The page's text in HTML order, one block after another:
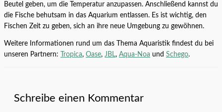
Beutel geben, um die Temperatur anzupassen. Anschließend kannst du
die Fische behutsam in das Aquarium entlassen. Es ist wichtig, den
Fischen Zeit zu geben, sich an ihre neue Umgebung zu gewöhnen.
Weitere Informationen rund um das Thema Aquaristik findest du bei
unseren Partnern:
Tropica, Oase, JBL, Aqua-Noa und Schego.
Schreibe einen Kommentar